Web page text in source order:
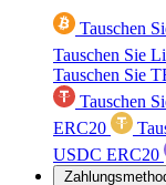
Tauschen
Tauschen Sie
Tauschen Sie
Tauschen
ERC20
USDC ERC20